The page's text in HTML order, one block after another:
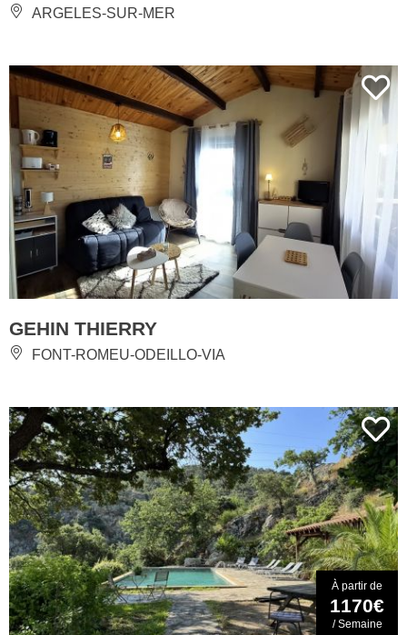
ARGELES-SUR-MER
GEHIN THIERRY
FONT-ROMEU-ODEILLO-VIA
À partir de
1170€
/ Semaine